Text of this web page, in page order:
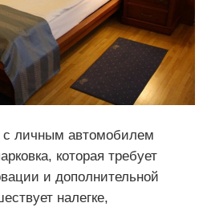
с личным автомобилем
которая требует
и дополнительной
налегке,